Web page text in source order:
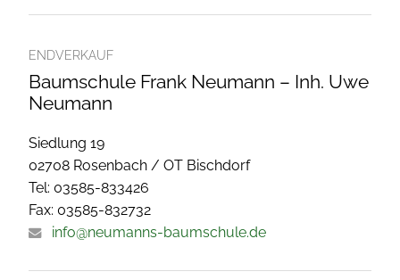
ENDVERKAUF
Baumschule Frank Neumann – Inh. Uwe
Neumann
Siedlung 19
02708 Rosenbach / OT Bischdorf
Tel: 03585-833426
Fax: 03585-832732
info@neumanns-baumschule.de